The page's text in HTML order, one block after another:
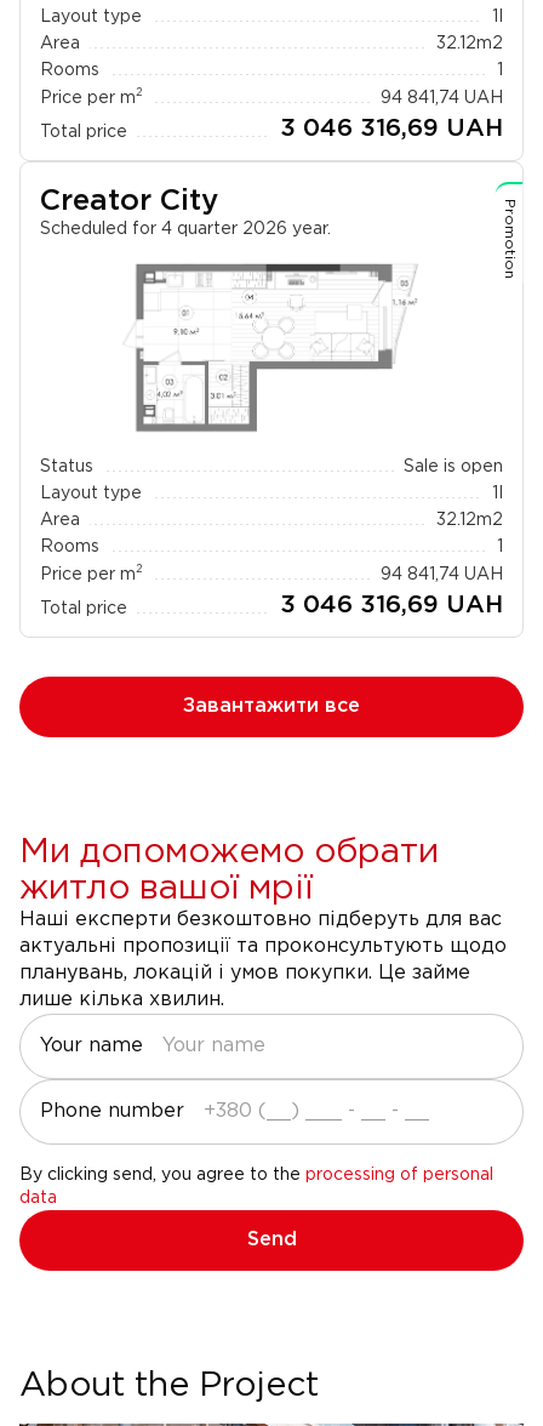
Layout type
Area
32.12 m2
Rooms
Price per m2 94 841,74 UAH
Total price 3 046 316,69 UAH
Creator City
Scheduled for 4 quarter 2026 year.
Status
Sale is open
Layout type
Area
32.12m2
Rooms
Price per m 2 94 841,74 UAH
Total price 3 046 316,69 UAH
Promotion
Завантажити все
Ми допоможемо обрати
житло вашої мрії
Наші експерти безкоштовно підберуть для вас
актуальні пропозиції та проконсультують щодо
планувань, локацій і умов покупки. Це займе
лише кілька хвилин.
Your name
Phone number
By clicking send, you agree to the processing of personal
data
Send
About the Project